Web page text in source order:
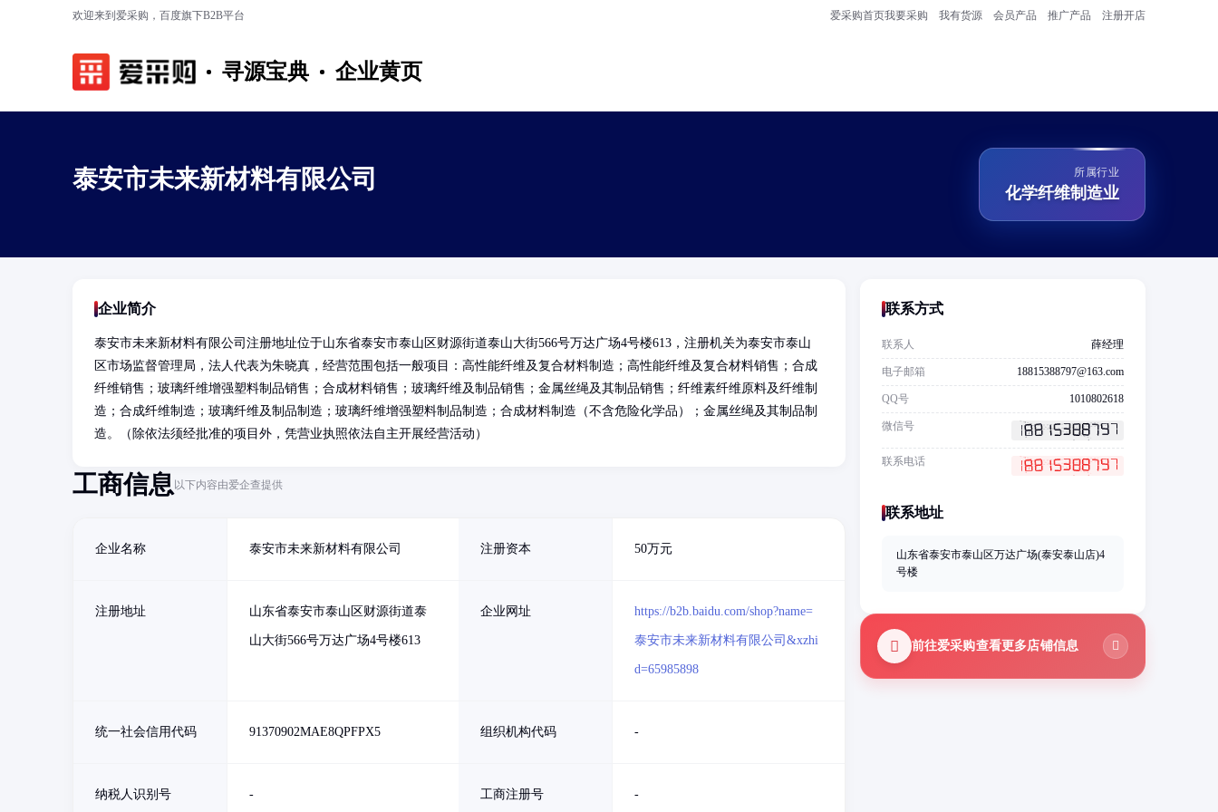
欢迎来到爱采购，百度旗下B2B平台 爱采购首页我要采购 我有货源 会员产品 推广产品 注册开店
寻源宝典 企业黄页
泰安市未来新材料有限公司 所属行业
化学纤维制造业
企业简介
泰安市未来新材料有限公司注册地址位于山东省泰安市泰山区财源街道泰山大街566号万达广场4号楼613，注册机关为泰安市泰山
区市场监督管理局，法人代表为朱晓真，经营范围包括一般项目：高性能纤维及复合材料制造；高性能纤维及复合材料销售；合成
纤维销售；玻璃纤维增强塑料制品销售；合成材料销售；玻璃纤维及制品销售；金属丝绳及其制品销售；纤维素纤维原料及纤维制
造；合成纤维制造；玻璃纤维及制品制造；玻璃纤维增强塑料制品制造；合成材料制造（不含危险化学品）；金属丝绳及其制品制
造。（除依法须经批准的项目外，凭营业执照依法自主开展经营活动）
工商信息以下内容由爱企查提供
企业名称 泰安市未来新材料有限公司 注册资本 50万元
注册地址 山东省泰安市泰山区财源街道泰
山大街566号万达广场4号楼613
企业网址 https://b2b.baidu.com/shop?name=
泰安市未来新材料有限公司&xzhi
d=65985898
统一社会信用代码 91370902MAE8QPFPX5 组织机构代码 -
纳税人识别号 - 工商注册号 -
联系方式
联系人 薛经理
电子邮箱 18815388797@163.com
QQ号 1010802618
微信号
联系电话
联系地址
山东省泰安市泰山区万达广场(泰安泰山店)4
号楼
前往爱采购查看更多店铺信息